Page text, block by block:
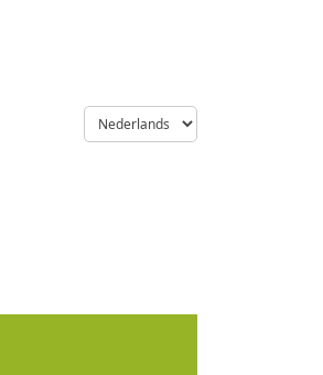
language